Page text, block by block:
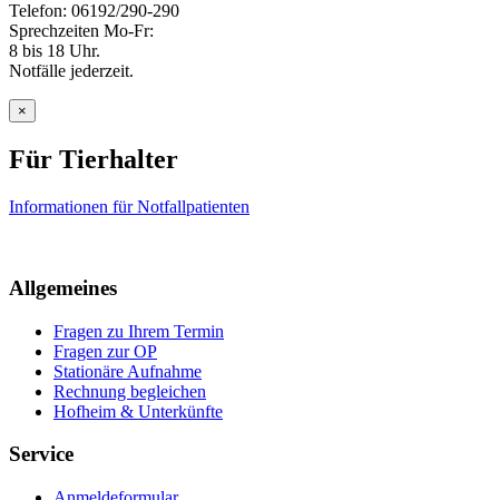
Telefon: 06192/290-290
Sprechzeiten Mo-Fr:
8 bis 18 Uhr.
Notfälle jederzeit.
×
Für Tierhalter
Informationen für Notfallpatienten
Allgemeines
Fragen zu Ihrem Termin
Fragen zur OP
Stationäre Aufnahme
Rechnung begleichen
Hofheim & Unterkünfte
Service